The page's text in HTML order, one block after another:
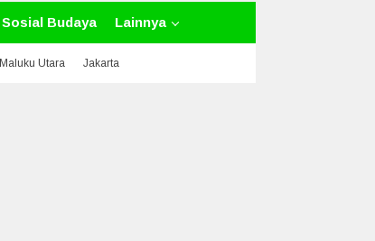
Sosial Budaya Lainnya
Maluku Utara Jakarta